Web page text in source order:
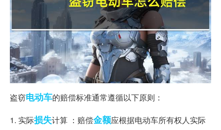
盗窃电动车的赔偿标准通常遵循以下原则：
1. 实际损失计算 ：赔偿金额应根据电动车所有权人实际